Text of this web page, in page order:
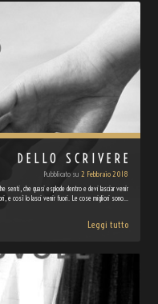
DELLO SCRIVERE
Pubblicato su 2 Febbraio 2018
senti, che quasi esplode dentro e devi lasciar venir
e così lo lasci venir fuori. Le cose migliori sono…
Leggi tutto